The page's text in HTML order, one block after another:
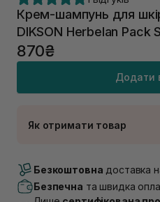
Крем-шампунь для
DIKSON Herbelan Pack
870₴
Додати
Як отримати товар
Немає в наявності!
В наявності
Безкоштовна доставка
Безпечна та швидка